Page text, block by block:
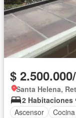
$
Santa Helena,
2 Habitaciones
Ascensor